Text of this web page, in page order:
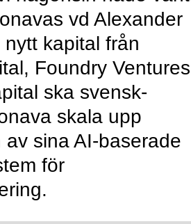
vd Alexander
kapital från
Foundry Ventures
ska svensk-
skala upp
sina AI-baserade
för